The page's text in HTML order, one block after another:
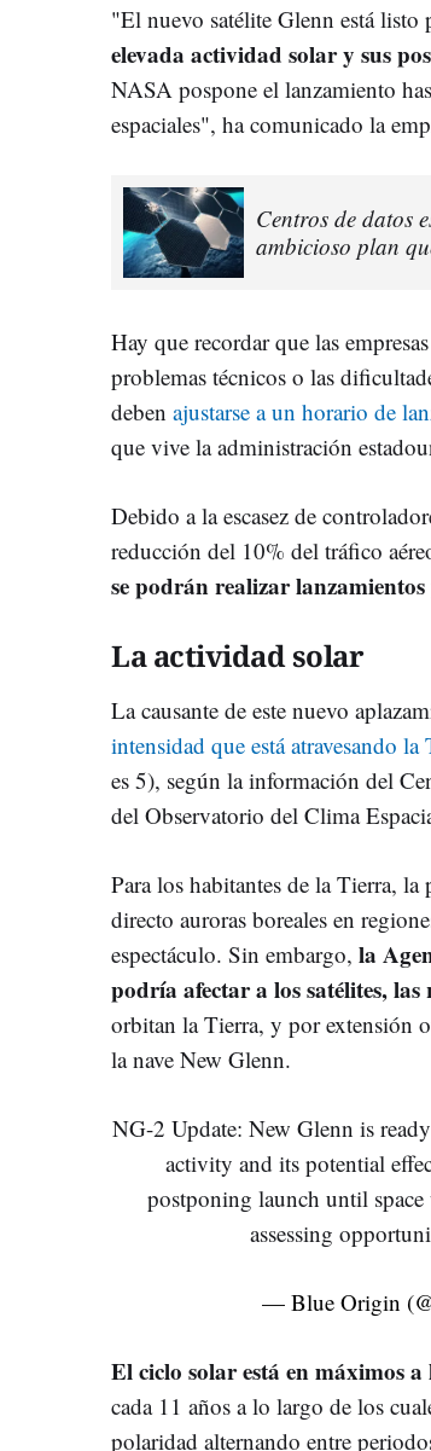
"El nuevo satélite Glenn está
elevada actividad solar y sus
NASA pospone el lanzamiento
espaciales", ha comunicado la
Centros de datos
ambicioso plan
Hay que recordar que las
problemas técnicos o las
deben ajustarse a un horario de
que vive la administración
Debido a la escasez de
reducción del 10% del tráfico
se podrán realizar lanzamientos
La actividad solar
La causante de este nuevo
intensidad que está atravesando la
es 5), según la información del
del Observatorio del Clima
Para los habitantes de la Tierra,
directo auroras boreales en
espectáculo. Sin embargo, la
podría afectar a los satélites, las
orbitan la Tierra, y por extensión
la nave New Glenn.
NG-2 Update: New Glenn is
activity and its potential
postponing launch until
assessing
— Blue Origin
El ciclo solar está en máximos a
cada 11 años a lo largo de los
polaridad alternando entre